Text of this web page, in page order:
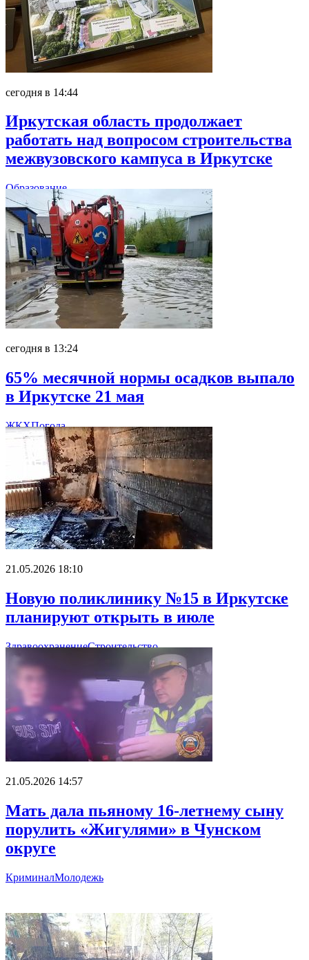
сегодня в 14:44
Иркутская область продолжает
работать над вопросом строительства
межвузовского кампуса в Иркутске
Образование
сегодня в 13:24
65% месячной нормы осадков выпало
в Иркутске 21 мая
ЖКХПогода
21.05.2026 18:10
Новую поликлинику №15 в Иркутске
планируют открыть в июле
ЗдравоохранениеСтроительство
21.05.2026 14:57
Мать дала пьяному 16-летнему сыну
порулить «Жигулями» в Чунском
округе
КриминалМолодежь